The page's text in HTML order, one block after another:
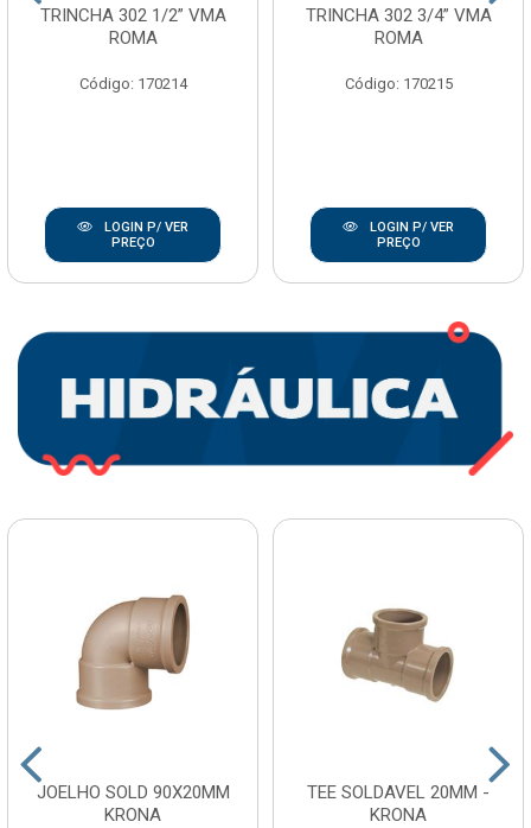
TRINCHA 302 1/2” VMA
ROMA
Código: 170214
LOGIN P/ VER
PREÇO
TRINCHA 302 3/4” VMA
ROMA
Código: 170215
LOGIN P/ VER
PREÇO
JOELHO SOLD 90X20MM
KRONA
TEE SOLDAVEL 20MM -
KRONA